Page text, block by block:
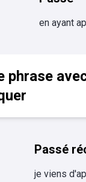
en ayant
phrase
Passé
je viens